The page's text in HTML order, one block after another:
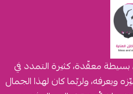
معقّدة، كثيرة التمدد في
ويعرفه، ولربّما كان لهذا الجمال